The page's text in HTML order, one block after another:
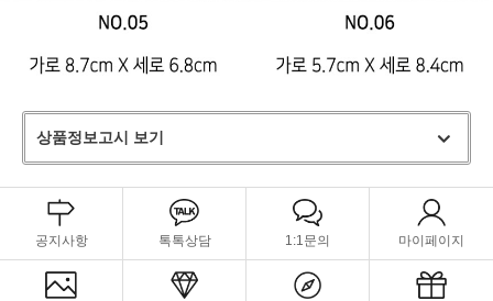
상품정보고시 보기
공지사항 톡톡상담 1:1문의 마이페이지